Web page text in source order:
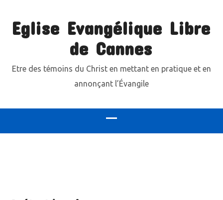
Eglise Evangélique Libre
de Cannes
Etre des témoins du Christ en mettant en pratique et en
annonçant l’Évangile